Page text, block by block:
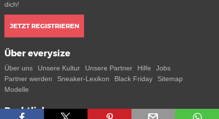
dich!
JETZT REGISTRIEREN
Über everysize
Über uns Unsere Kultur Unsere Partner Hilfe
Jobs
Partner werden
Sneaker-Lexikon Black Friday
Sitemap
Modelle
Rechtliches